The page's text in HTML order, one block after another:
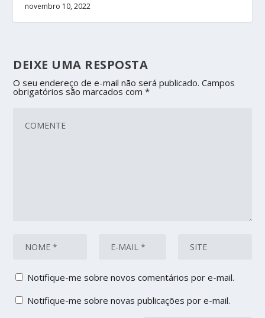
novembro 10, 2022
DEIXE UMA RESPOSTA
O seu endereço de e-mail não será publicado. Campos
obrigatórios são marcados com*
Notifique-me sobre novos comentários por e-mail.
Notifique-me sobre novas publicações por e-mail.